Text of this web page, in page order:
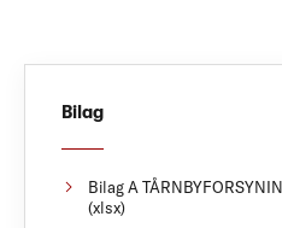
Bilag
Bilag A
(xlsx)